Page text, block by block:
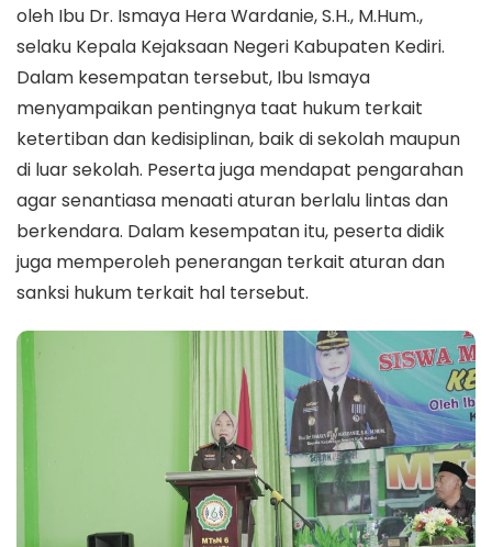
oleh Ibu Dr. Ismaya Hera Wardanie, S.H., M.Hum.,
selaku Kepala Kejaksaan Negeri Kabupaten Kediri.
Dalam kesempatan tersebut, Ibu Ismaya
menyampaikan pentingnya taat hukum terkait
ketertiban dan kedisiplinan, baik di sekolah maupun
di luar sekolah. Peserta juga mendapat pengarahan
agar senantiasa menaati aturan berlalu lintas dan
berkendara. Dalam kesempatan itu, peserta didik
juga memperoleh penerangan terkait aturan dan
sanksi hukum terkait hal tersebut.